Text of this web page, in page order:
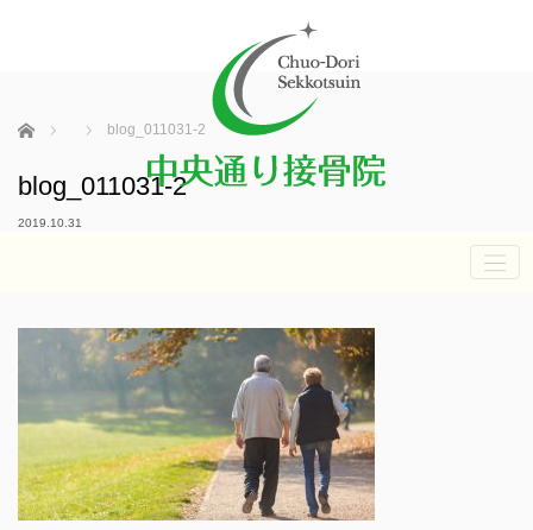
ホーム blog_011031-2
blog_011031-2
2019.10.31